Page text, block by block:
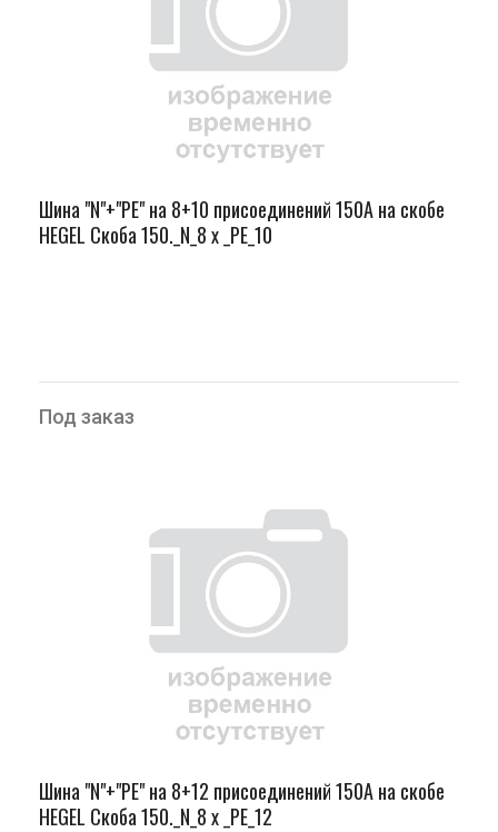
Шина "N"+"PЕ" на 8+10 присоединений 150А на скобе
HEGEL Скоба 150._N_8 х _PE_10
Под заказ
Шина "N"+"PЕ" на 8+12 присоединений 150А на скобе
HEGEL Скоба 150._N_8 х _PE_12